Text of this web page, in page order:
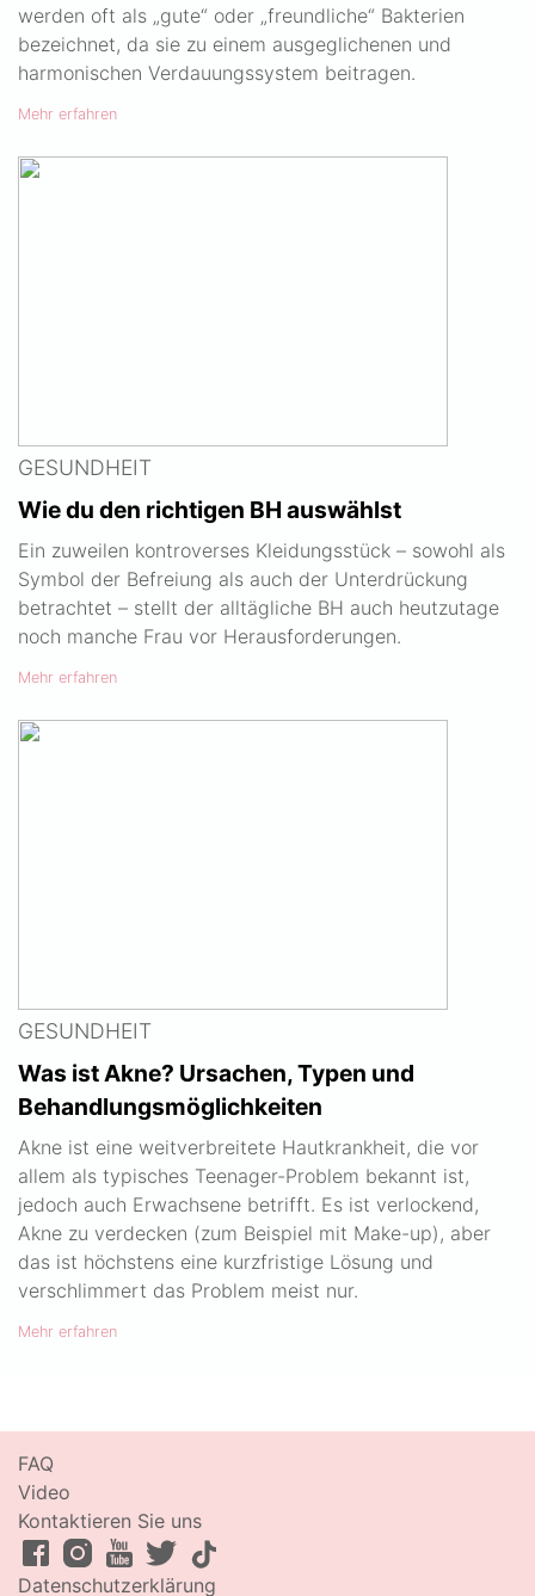
werden oft als „gute“ oder „freundliche“ Bakterien
bezeichnet, da sie zu einem ausgeglichenen und
harmonischen Verdauungssystem beitragen.
Mehr erfahren
GESUNDHEIT
Wie du den richtigen BH auswählst
Ein zuweilen kontroverses Kleidungsstück – sowohl als
Symbol der Befreiung als auch der Unterdrückung
betrachtet – stellt der alltägliche BH auch heutzutage
noch manche Frau vor Herausforderungen.
Mehr erfahren
GESUNDHEIT
Was ist Akne? Ursachen, Typen und
Behandlungsmöglichkeiten
Akne ist eine weitverbreitete Hautkrankheit, die vor
allem als typisches Teenager-Problem bekannt ist,
jedoch auch Erwachsene betrifft. Es ist verlockend,
Akne zu verdecken (zum Beispiel mit Make-up), aber
das ist höchstens eine kurzfristige Lösung und
verschlimmert das Problem meist nur.
Mehr erfahren
Datenschutzerklärung
FAQ
Video
Kontaktieren Sie uns